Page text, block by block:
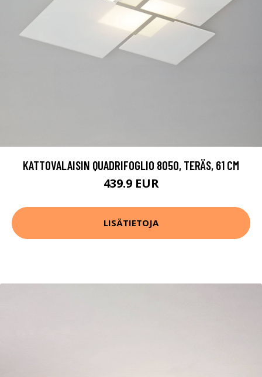
KATTOVALAISIN QUADRIFOGLIO 8050, TERÄS, 61 CM
439.9 EUR
LISÄTIETOJA